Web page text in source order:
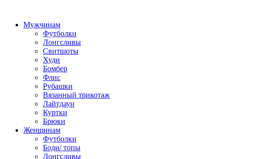
Мужчинам
Футболки
Лонгсливы
Свитшоты
Худи
Бомбер
Флис
Рубашки
Вязанный трикотаж
Лайтдаун
Куртки
Брюки
Женщинам
Футболки
Боди/ топы
Лонгсливы